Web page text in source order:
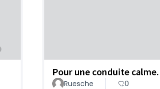
Pour une conduite calme.
Ruesche 0